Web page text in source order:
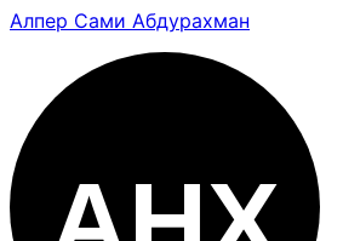
Алпер Сами Абдурахман